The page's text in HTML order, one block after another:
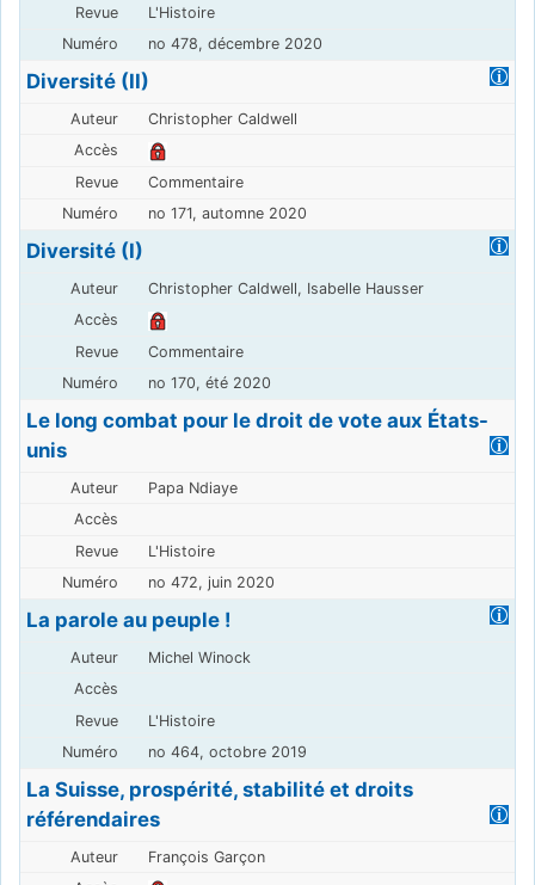
L'Histoire
no 478, décembre 2020
Diversité (II)
Christopher Caldwell
Commentaire
no 171, automne 2020
Diversité (I)
Christopher Caldwell, Isabelle Hausser
Commentaire
no 170, été 2020
Le long combat pour le droit de vote aux États-
unis
Papa Ndiaye
L'Histoire
no 472, juin 2020
La parole au peuple !
Michel Winock
L'Histoire
no 464, octobre 2019
La Suisse, prospérité, stabilité et droits
référendaires
François Garçon